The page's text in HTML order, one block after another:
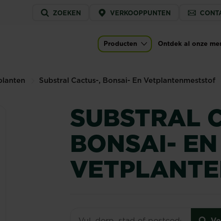
Service
menu
ZOEKEN VERKOOPPUNTEN
Main navigation
Producten Ontdek al onze
Substral Cactus-, Bonsai- En Vetplantenmeststof
SUBSTRAL
BONSAI- EN
En Vetplantenmeststof